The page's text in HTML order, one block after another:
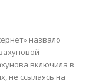
назвало
включила в
не ссылаясь на